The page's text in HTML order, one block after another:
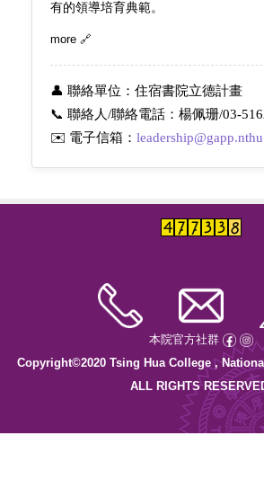
有的領導培育典範。
more 🔗
👤 聯絡單位 ： 住宿書院立德計畫
📞 聯絡人/聯絡電話： 楊佩珊/03-
✉️ 電子信箱：
本院官方社群
Copyright©2020 Tsing Hua College ,
ALL RIGHTS